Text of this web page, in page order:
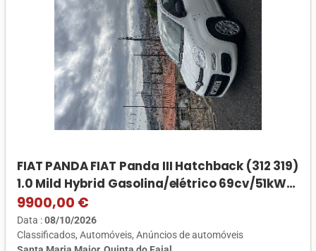
FIAT PANDA FIAT Panda III Hatchback (312 319)
1.0 Mild Hybrid Gasolina/elétrico 69cv/51kW
2020 - 2026 463 41 162 Híbrido
9900,00 €
Data :08/10/2026
Classificados Automóveis Anúncios de automóveis